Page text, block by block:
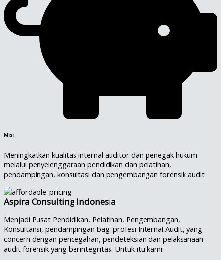
Misi
Meningkatkan kualitas internal auditor dan penegak hukum
melalui penyelenggaraan pendidikan dan pelatihan,
pendampingan, konsultasi dan pengembangan forensik audit
Aspira Consulting Indonesia
Menjadi Pusat Pendidikan, Pelatihan, Pengembangan,
Konsultansi, pendampingan bagi profesi Internal Audit, yang
concern dengan pencegahan, pendeteksian dan pelaksanaan
audit forensik yang berintegritas. Untuk itu kami: